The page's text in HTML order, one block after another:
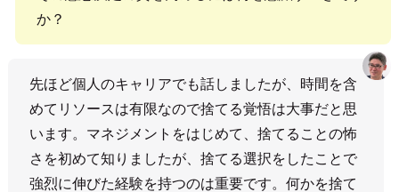
か？
先ほど個人のキャリアでも話しましたが、時間を含
めてリソースは有限なので捨てる覚悟は大事だと思
います。マネジメントをはじめて、捨てることの怖
さを初めて知りましたが、捨てる選択をしたことで
強烈に伸びた経験を持つのは重要です。何かを捨て